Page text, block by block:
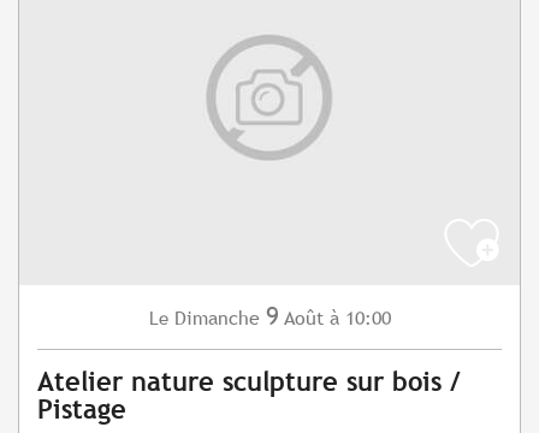
Le Dimanche 9 Août à 10:00
Atelier nature sculpture sur bois /
Pistage